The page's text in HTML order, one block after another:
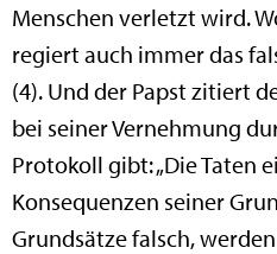
Menschen verletzt wird.
regiert auch immer das
(4). Und der Papst zitiert
bei seiner Vernehmung
Protokoll gibt: „Die Taten
Konsequenzen seiner
Grundsätze falsch,